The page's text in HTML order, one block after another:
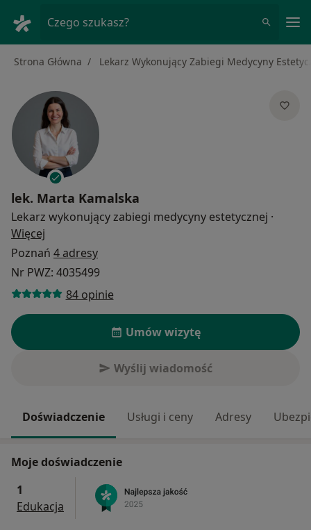
Czego szukasz?
Strona Główna Lekarz Wykonujący Zabiegi Medycyny
lek. Marta Kamalska
Lekarz wykonujący zabiegi medycyny estetycznej ·
Więcej
Poznań 4 adresy
Nr PWZ: 4035499
84 opinie
Umów wizytę
Wyślij wiadomość
Doświadczenie Usługi i ceny Adresy
Moje doświadczenie
1
Edukacja